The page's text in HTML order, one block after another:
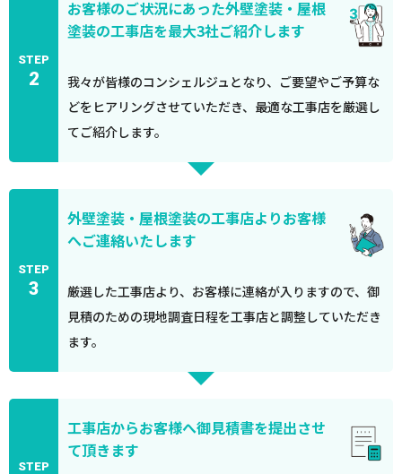
STEP
2
お客様のご状況にあった外壁塗装・屋根
塗装の工事店を最大3社ご紹介します
我々が皆様のコンシェルジュとなり、ご要望やご予算な
どをヒアリングさせていただき、最適な工事店を厳選し
てご紹介します。
STEP
3
外壁塗装・屋根塗装の工事店よりお客様
へご連絡いたします
厳選した工事店より、お客様に連絡が入りますので、御
見積のための現地調査日程を工事店と調整していただき
ます。
STEP
工事店からお客様へ御見積書を提出させ
て頂きます